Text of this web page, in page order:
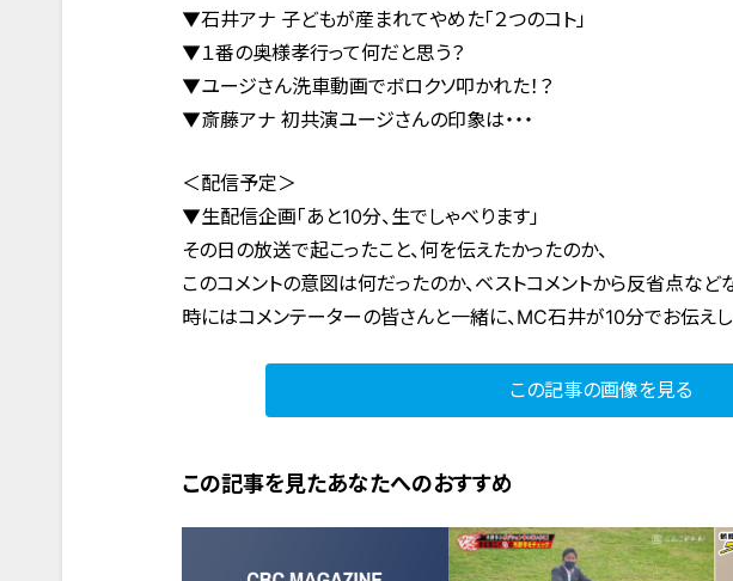
▼石井アナ 子どもが産まれてやめた「２つのコト」
▼１番の奥様孝行って何だと思う？
▼ユージさん洗車動画でボロクソ叩かれた！？
▼斎藤アナ 初共演ユージさんの印象は・・・
＜配信予定＞
▼生配信企画「あと10分、生でしゃべります」
その日の放送で起こったこと、何を伝えたかったのか、
このコメントの意図は何だったのか、ベストコメントから反省点などな
時にはコメンテーターの皆さんと一緒に、MC石井が10分でお伝えし
この記事の画像を見る
この記事を見たあなたへのおすすめ